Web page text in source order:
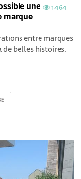
1464
une
marque
entre marques
de belles histoires.